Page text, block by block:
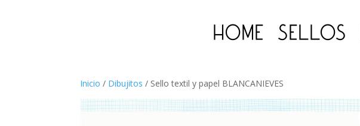
HOME SELLOS
Inicio / Dibujitos / Sello textil y papel BLANCANIEVES